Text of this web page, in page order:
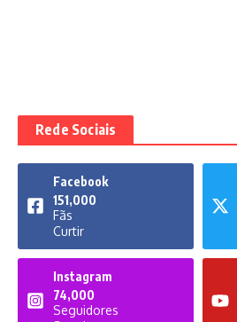
Rede Sociais
Facebook
151,000
Fãs
Curtir
Instagram
74,000
Seguidores